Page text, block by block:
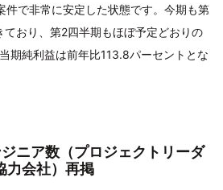
件で非常に安定した状態です。今期も第
ており、第2四半期もほぼ予定どおりの
期純利益は前年比113.8パーセントとな
ジニア数（プロジェクトリーダ
力会社）再掲